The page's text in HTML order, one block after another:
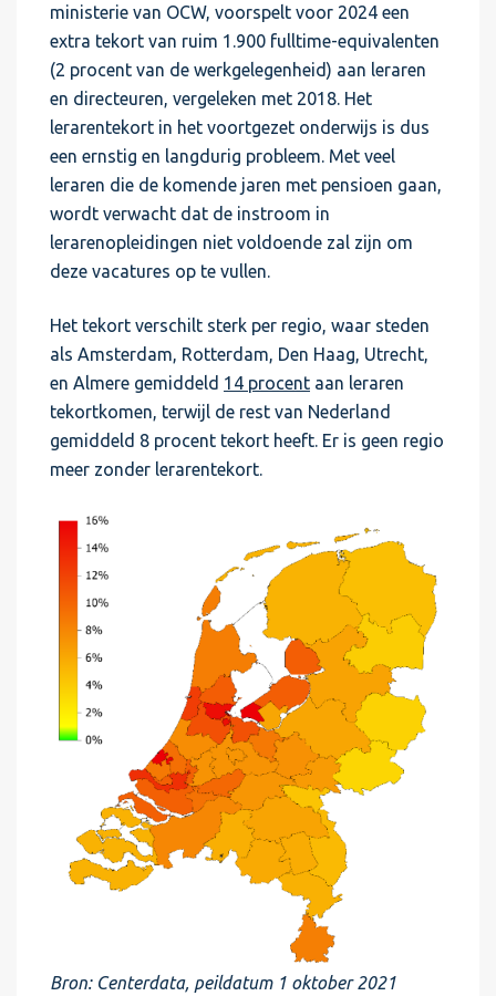
ministerie van OCW, voorspelt voor 2024 een
extra tekort van ruim 1.900 fulltime-equivalenten
(2 procent van de werkgelegenheid) aan leraren
en directeuren, vergeleken met 2018. Het
lerarentekort in het voortgezet onderwijs is dus
een ernstig en langdurig probleem. Met veel
leraren die de komende jaren met pensioen gaan,
wordt verwacht dat de instroom in
lerarenopleidingen niet voldoende zal zijn om
deze vacatures op te vullen.
Het tekort verschilt sterk per regio, waar steden
als Amsterdam, Rotterdam, Den Haag, Utrecht,
en Almere gemiddeld 14 procent aan leraren
tekortkomen, terwijl de rest van Nederland
gemiddeld 8 procent tekort heeft. Er is geen regio
meer zonder lerarentekort.
Bron: Centerdata, peildatum 1 oktober 2021